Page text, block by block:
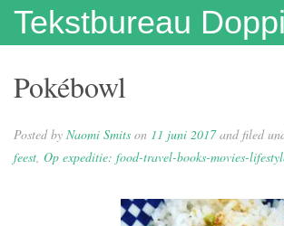
Tekstbureau
Hallo
Dit doe ik!
Dit doe ik ook!
Enthousiaste
Over mij
Publicaties
Wie niet leest is gek
Juf Naomi klapt uit de
Eh…juf, hoe krijg je
Columns
In de media
Contact
Privacybeleid
Pokébowl
Posted by Naomi Smits on 11 juni 2017 and filed
feest, Op expeditie: food-travel-books-movies-